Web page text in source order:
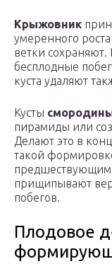
Крыжовник
умеренного
ветки
бесплодные
куста удаляют
Кусты
пирамиды или
Делают это в
такой
предшествующим
прищипывают
побегов.
Плодовое